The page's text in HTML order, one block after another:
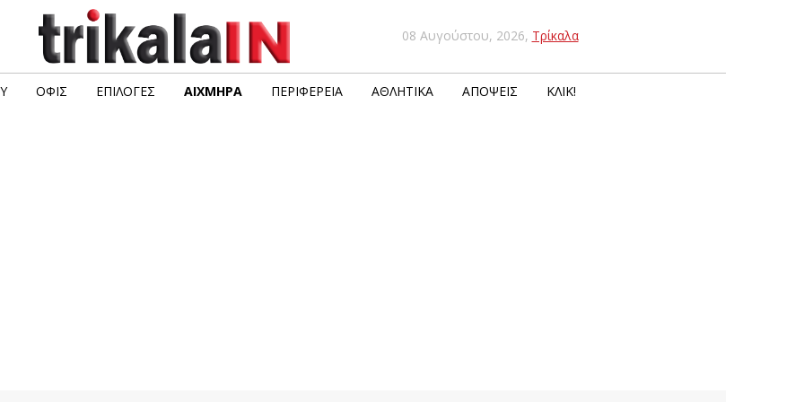
08 Αυγούστου, 2026, Τρίκαλα
ΟΦΙΣ ΕΠΙΛΟΓΈΣ ΑΙΧΜΗΡΆ ΠΕΡΙΦΈΡΕΙΑ ΑΘΛΗΤΙΚΆ ΑΠΌΨΕΙΣ ΚΛΙΚ!